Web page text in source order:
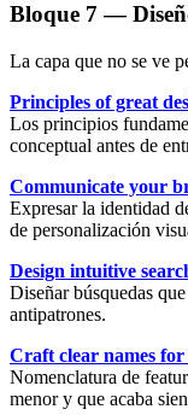
Bloque 7 —
La capa que no se ve
Principles of great
Los principios
conceptual antes de
Communicate your
Expresar la identidad
de personalización
Design intuitive
Diseñar búsquedas
antipatrones.
Craft clear names
Nomenclatura de
menor y que acaba